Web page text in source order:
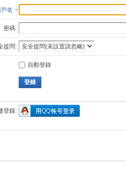
名
密碼:
提問:
自動登錄
登錄
登錄: